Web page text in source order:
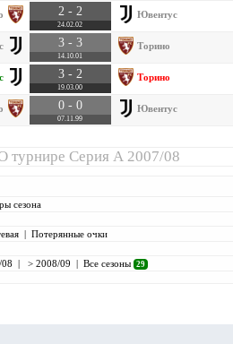
2 - 2
24.02.02
Ювентус
3 - 3
14.10.01
Торино
3 - 2
19.03.00
Торино
0 - 0
07.11.99
Ювентус
турнире Серия А 2007/08
сезона
| Потерянные очки
| > 2008/09 | Все сезоны 29